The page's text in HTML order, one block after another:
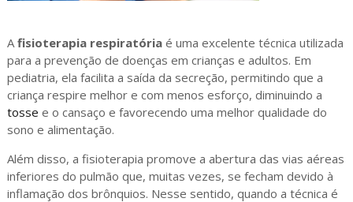
Afisioterapia respiratóriaé uma excelente técnica utilizada
para a prevenção de doenças em crianças e adultos. Em
pediatria, ela facilita a saída da secreção, permitindo que a
criança respire melhor e com menos esforço, diminuindo a
tosse e o cansaço e favorecendo uma melhor qualidade do
sono e alimentação.
Além disso, a fisioterapia promove a abertura das vias aéreas
inferiores do pulmão que, muitas vezes, se fecham devido à
inflamação dos brônquios. Nesse sentido, quando a técnica é